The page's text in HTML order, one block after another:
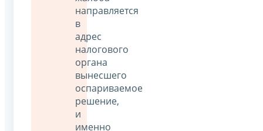
направляется
в
адрес
налогового
органа
вынесшего
оспариваемое
решение,
и
именно